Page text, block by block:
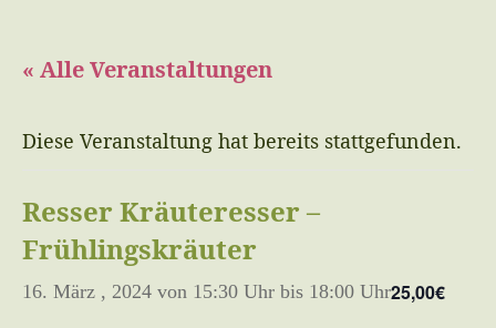
« Alle Veranstaltungen
Diese Veranstaltung hat bereits stattgefunden.
Resser Kräuteresser –
Frühlingskräuter
16. März , 2024 von 15:30 Uhr bis 18:00 Uhr25,00€